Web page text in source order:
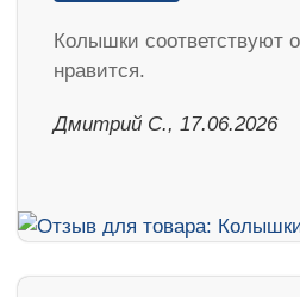
Колышки соответствуют
нравится.
Дмитрий С., 17.06.2026